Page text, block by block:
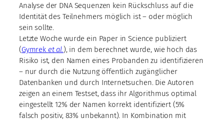
Analyse der DNA Sequenzen kein Rückschluss auf die
Identität des Teilnehmers möglich ist – oder möglich
sein sollte.
Letzte Woche wurde ein Paper in Science publiziert
(Gymrek et al.), in dem berechnet wurde, wie hoch das
Risiko ist, den Namen eines Probanden zu identifizieren
– nur durch die Nutzung öffentlich zugänglicher
Datenbanken und durch Internetsuchen. Die Autoren
zeigen an einem Testset, dass ihr Algorithmus optimal
eingestellt 12% der Namen korrekt identifiziert (5%
falsch positiv, 83% unbekannt). In Kombination mit